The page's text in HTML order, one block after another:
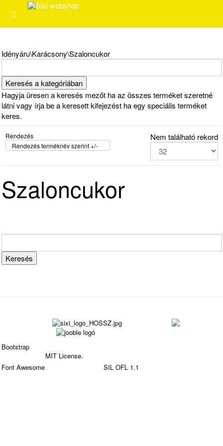
Idényáru\Karácsony\Szaloncukor
Hagyja üresen a keresés mezőt ha az összes terméket szeretné
látni vagy írja be a keresett kifejezést ha egy speciális terméket
keres.
Rendezés
Rendezés terméknév szerint +/-
Nem található rekord
Szaloncukor
Bootstrap
MIT License.
Font Awesome
SIL OFL 1.1